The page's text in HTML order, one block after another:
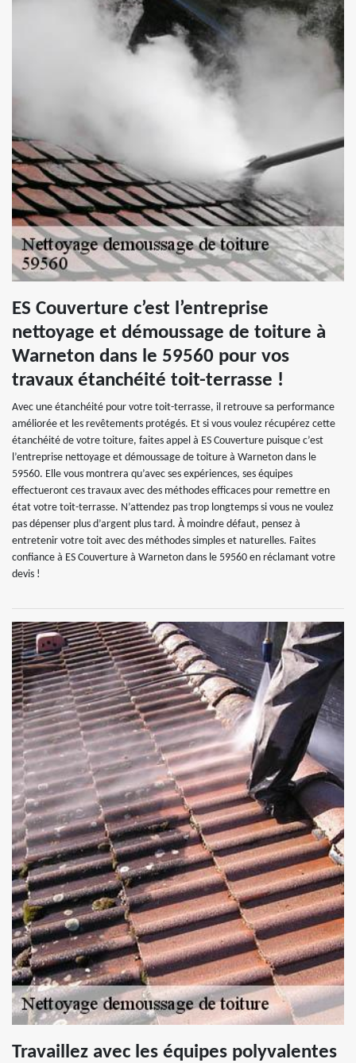
ES Couverture c’est l’entreprise
nettoyage et démoussage de toiture à
Warneton dans le 59560 pour vos
travaux étanchéité toit-terrasse !
Avec une étanchéité pour votre toit-terrasse, il retrouve sa performance
améliorée et les revêtements protégés. Et si vous voulez récupérez cette
étanchéité de votre toiture, faites appel à ES Couverture puisque c’est
l’entreprise nettoyage et démoussage de toiture à Warneton dans le
59560. Elle vous montrera qu’avec ses expériences, ses équipes
effectueront ces travaux avec des méthodes efficaces pour remettre en
état votre toit-terrasse. N’attendez pas trop longtemps si vous ne voulez
pas dépenser plus d’argent plus tard. À moindre défaut, pensez à
entretenir votre toit avec des méthodes simples et naturelles. Faites
confiance à ES Couverture à Warneton dans le 59560 en réclamant votre
devis !
Travaillez avec les équipes polyvalentes